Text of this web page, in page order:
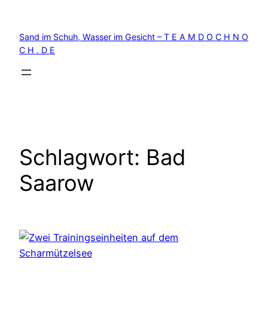
springen
Sand im Schuh, Wasser im Gesicht – T E A M D O C H N O
C H . D E
Schlagwort: Bad
Saarow